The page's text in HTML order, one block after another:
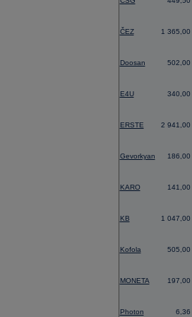
ČEZ 1 365,00
Doosan 502,00
E4U 340,00
ERSTE 2 941,00
Gevorkyan 186,00
KARO 141,00
KB 1 047,00
Kofola 505,00
MONETA 197,00
Photon 6,36